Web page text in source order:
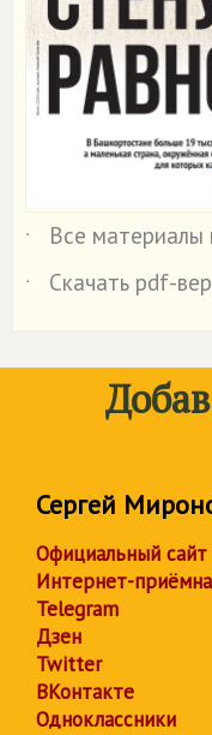
˙
Все материалы
˙
Скачать pdf-
Сергей
Официальный сайт
Интернет-
Telegram
Дзен
Twitter
ВКонтакте
Одноклассники